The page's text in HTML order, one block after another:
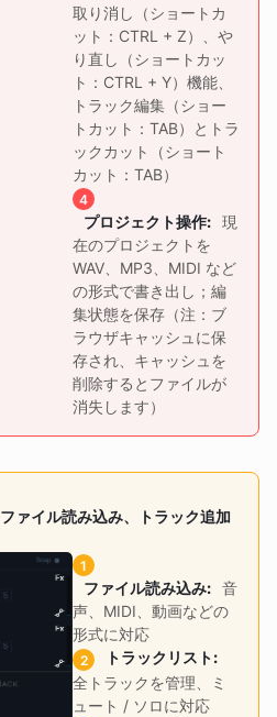
取り消し（ショートカ
ット：CTRL + Z）、や
り直し（ショートカッ
ト：CTRL + Y）機能、
トラック編集（ショー
トカット：TAB）とトラ
ックカット（ショート
カット：TAB）
4
プロジェクト操作: 現
在のプロジェクトを
WAV、MP3、MIDI など
の形式で書き出し；編
集状態を保存（注：ブ
ラウザキャッシュに保
存され、キャッシュを
削除するとファイルが
消失します）
ファイル読み込み、トラック追加
1
ファイル読み込み: 音
声、MIDI、動画などの
形式に対応
2 トラックリスト:
全トラックを管理、ミ
ュート / ソロに対応